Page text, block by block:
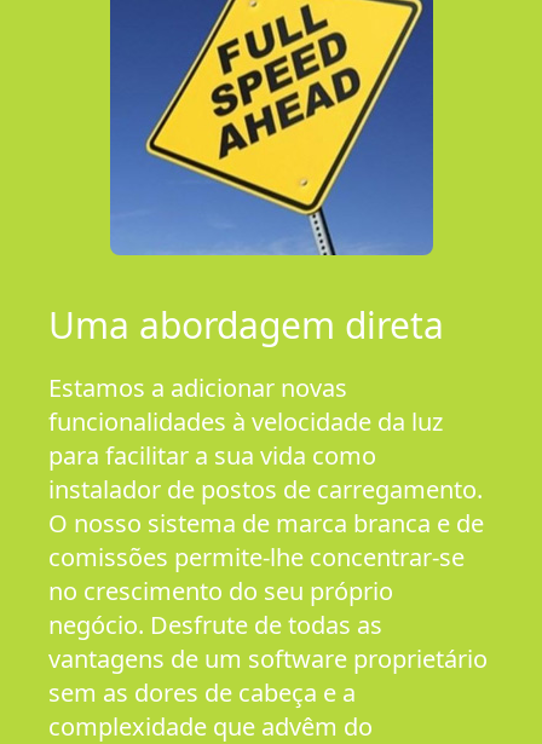
Uma abordagem direta
Estamos a adicionar novas
funcionalidades à velocidade da luz
para facilitar a sua vida como
instalador de postos de carregamento.
O nosso sistema de marca branca e de
comissões permite-lhe concentrar-se
no crescimento do seu próprio
negócio. Desfrute de todas as
vantagens de um software proprietário
sem as dores de cabeça e a
complexidade que advêm do